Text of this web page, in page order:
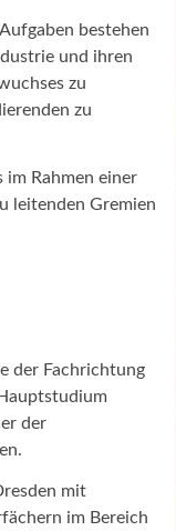
bestehen
und ihren
zu
zu
im Rahmen einer
leitenden Gremien
der Fachrichtung
der
mit
im Bereich